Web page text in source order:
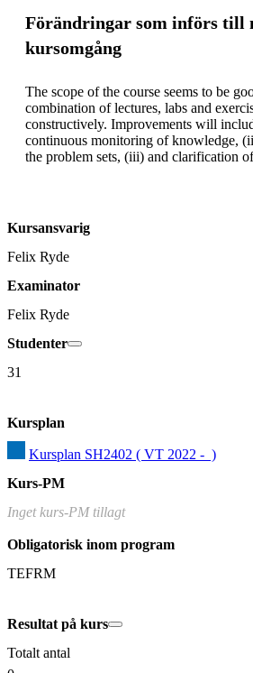
Förändringar som införs till
kursomgång
The scope of the course seems to be
combination of lectures, labs and
constructively. Improvements will
continuous monitoring of knowledge,
the problem sets, (iii) and clarification
Kursansvarig
Felix Ryde
Examinator
Felix Ryde
Studenter
31
Kursplan
Kursplan SH2402 ( VT 2022 -  )
Kurs-PM
Inget kurs-PM tillagt
Obligatorisk inom program
TEFRM
Resultat på kurs
Totalt antal